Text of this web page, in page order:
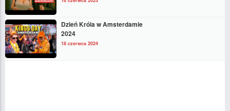
Dzień Króla w Amsterdamie
2024
18 czerwca 2024